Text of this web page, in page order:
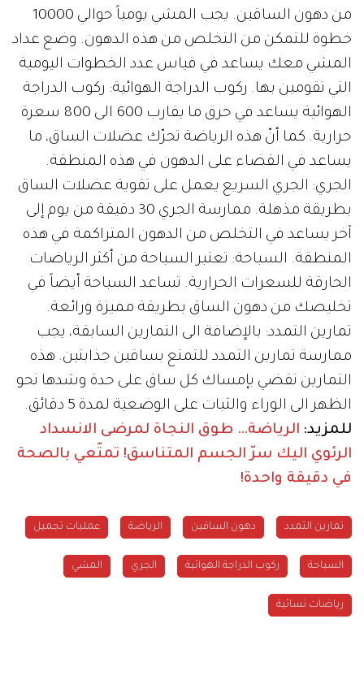
من دهون الساقين. يجب المشي يومياً حوالي 10000
خطوة للتمكن من التخلص من هذه الدهون. وضع عداد
المشي معك يساعد في قياس عدد الخطوات اليومية
التي تقومين بها. ركوب الدراجة الهوائية: ركوب الدراجة
الهوائية يساعد في حرق ما يقارب 600 الى 800 سعرة
حرارية. كما أنّ هذه الرياضة تحرّك عضلات الساق، ما
يساعد في القضاء على الدهون في هذه المنطقة.
الجري: الجري السريع يعمل على تقوية عضلات الساق
بطريقة مذهلة. ممارسة الجري 30 دقيقة من يوم إلى
آخر يساعد في التخلص من الدهون المتراكمة في هذه
المنطقة. السباحة: تعتبر السباحة من أكثر الرياضات
الحارقة للسعرات الحرارية. تساعد السباحة أيضاً في
تخليصك من دهون الساق بطريقة مميزة ورائعة.
تمارين التمدد: بالإضافة الى التمارين السابقة، يجب
ممارسة تمارين التمدد للتمتع بساقين جذابتين. هذه
التمارين تقضي بإمساك كل ساق على حدة وشدها نحو
الظهر الى الوراء والثبات على الوضعية لمدة 5 دقائق.
للمزيد: الرياضة… طوق النجاة لمرضى الانسداد
الرئوي اليك سرّ الجسم المتناسق! تمتّعي بالصحة
في دقيقة واحدة!
تمارين التمدد دهون الساقين الرياضة عمليات تجميل
السباحة ركوب الدراجة الهوائية الجري المشي
رياضات نسائية